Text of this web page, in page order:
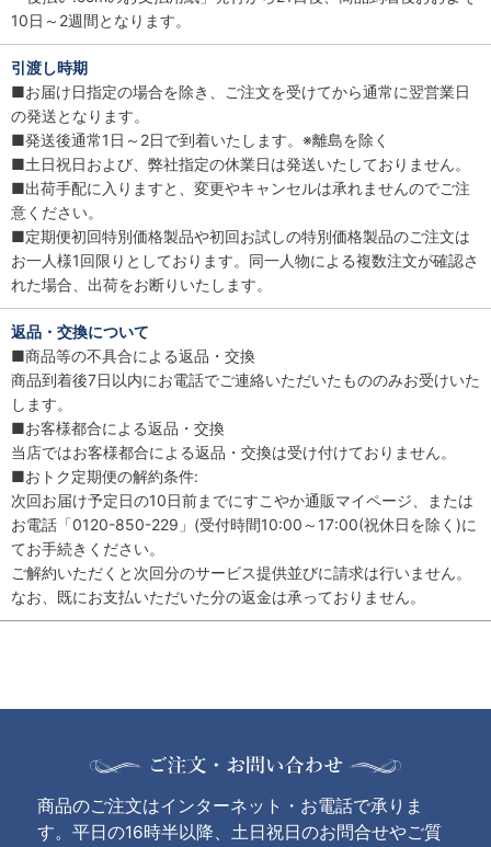
10日～2週間となります。
引渡し時期
■お届け日指定の場合を除き、ご注文を受けてから通常に翌営業日
の発送となります。
■発送後通常1日～2日で到着いたします。※離島を除く
■土日祝日および、弊社指定の休業日は発送いたしておりません。
■出荷手配に入りますと、変更やキャンセルは承れませんのでご注
意ください。
■定期便初回特別価格製品や初回お試しの特別価格製品のご注文は
お一人様1回限りとしております。同一人物による複数注文が確認さ
れた場合、出荷をお断りいたします。
返品・交換について
■商品等の不具合による返品・交換
商品到着後7日以内にお電話でご連絡いただいたもののみお受けいた
します。
■お客様都合による返品・交換
当店ではお客様都合による返品・交換は受け付けておりません。
■おトク定期便の解約条件:
次回お届け予定日の10日前までにすこやか通販マイページ、または
お電話「0120-850-229」(受付時間10:00～17:00(祝休日を除く)に
てお手続きください。
ご解約いただくと次回分のサービス提供並びに請求は行いません。
なお、既にお支払いただいた分の返金は承っておりません。
商品のご注文はインターネット・お電話で承りま
す。平日の16時半以降、土日祝日のお問合せやご質